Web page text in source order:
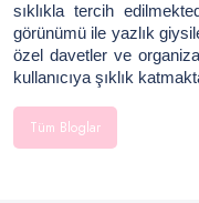
sıklıkla tercih
görünümü ile yazlık
özel davetler ve
kullanıcıya şıklık
Tüm Bloglar